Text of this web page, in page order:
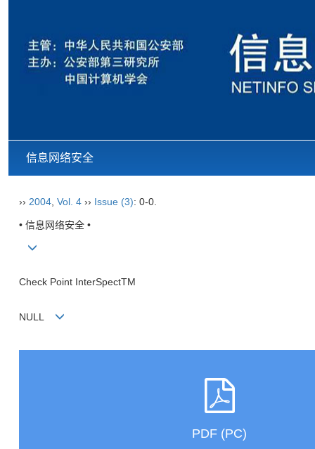
信息网络安全
›› 2004 Vol. 4 ›› Issue (3): 0-0.
• 信息网络安全 •
Check Point InterSpectTM
NULL
PDF (PC)